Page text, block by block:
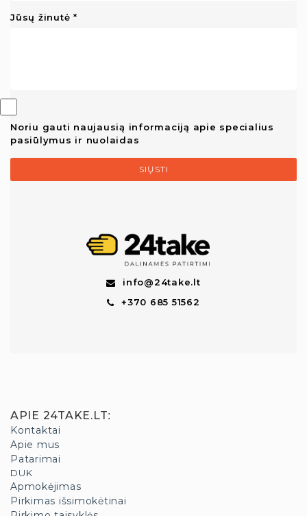
Jūsų žinutė
Noriu gauti naujausią informaciją apie specialius
pasiūlymus ir nuolaidas
SIŲSTI
info@24take.lt
+370 685 51562
APIE 24TAKE.LT:
Kontaktai
Apie mus
Patarimai
DUK
Apmokėjimas
Pirkimas išsimokėtinai